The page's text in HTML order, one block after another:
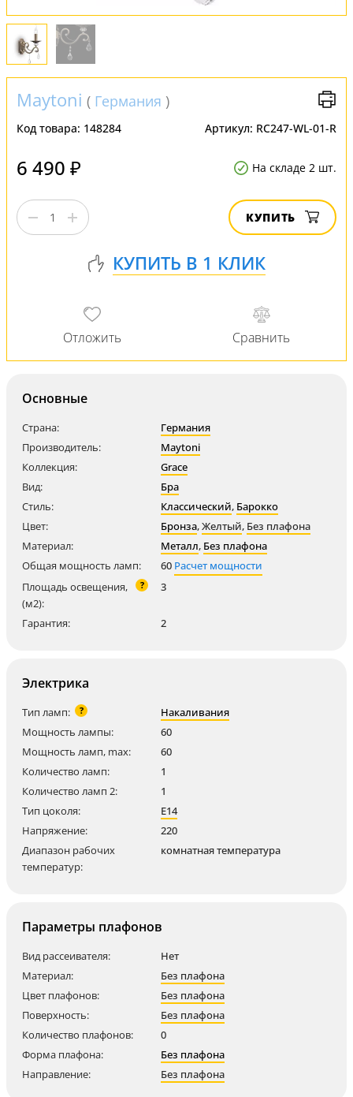
Maytoni ( Германия )
Код товара: 148284 Артикул: RC247-WL-01-R
6 490 ₽ На складе 2 шт.
КУПИТЬ
Основные
Страна:
Германия
Производитель:
Maytoni
Коллекция:
Grace
Вид:
Бра
Стиль:
Классический, Барокко
Цвет:
Бронза,Желтый, Без плафона
Материал:
Металл, Без плафона
Общая мощность ламп:
60 Расчет мощности
Площадь освещения,
(м2):
? 3
Гарантия: 2
Электрика
Тип ламп: ?
Накаливания
Мощность лампы:
60
Мощность ламп, max:
60
Количество ламп:
1
Количество ламп 2:
1
Тип цоколя:
E14
Напряжение:
220
Диапазон рабочих
температур:
комнатная температура
Параметры плафонов
Вид рассеивателя:
Нет
Материал:
Без плафона
Цвет плафонов:
Без плафона
Поверхность:
Без плафона
Количество плафонов:
0
Форма плафона:
Без плафона
Направление:
Без плафона